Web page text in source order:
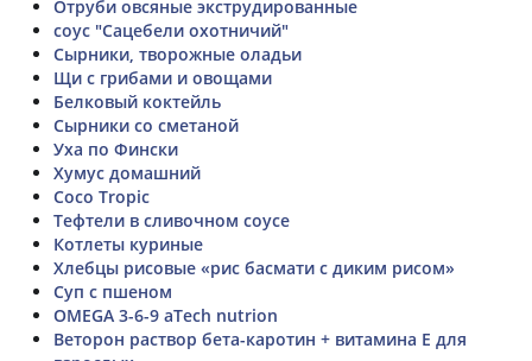
Отруби овсяные экструдированные
соус "Сацебели охотничий"
Сырники, творожные оладьи
Щи с грибами и овощами
Белковый коктейль
Сырники со сметаной
Уха по Фински
Хумус домашний
Coco Tropic
Тефтели в сливочном соусе
Котлеты куриные
Хлебцы рисовые «рис басмати с диким рисом»
Суп с пшеном
OMEGA 3-6-9 aTech nutrion
Веторон раствор бета-каротин + витамина Е для